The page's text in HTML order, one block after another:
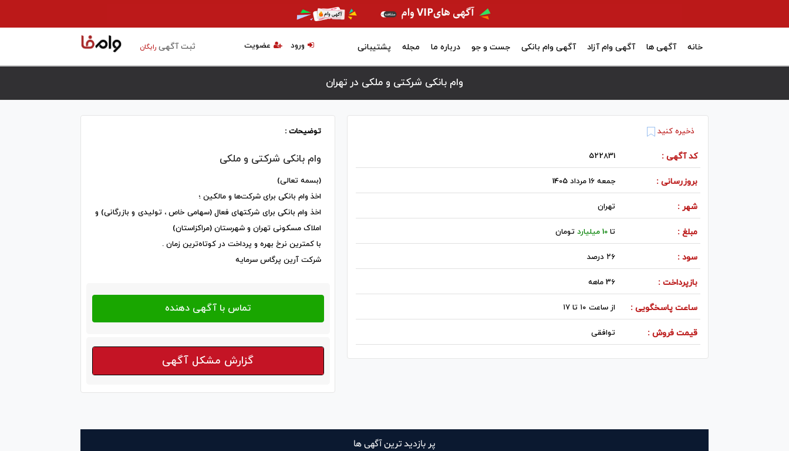
ثبت آگهیرایگان عضویت ورود خانه آگهی ها آگهی وام آزاد آگهی وام بانکی جست و جو درباره ما مجله پشتیبانی
وام بانکی شرکتی و ملکی در تهران
ذخیره کنید
کد آگهی : 522831
بروزرسانی : جمعه 16 مرداد 1405
شهر : تهران
مبلغ : تا10 میلیارد تومان
سود : ۲۶ درصد
بازپرداخت : 36 ماهه
ساعت پاسخگویی : از ساعت ۱۰ تا ۱۷
قیمت فروش : توافقی
توضیحات :
وام بانکی شرکتی و ملکی
(بسمه تعالی)
اخذ وام بانکی برای شرکت‌ها و مالکین ؛
اخذ وام بانکی برای شرکتهای فعال (سهامی خاص ، تولیدی و بازرگانی) و
املاک مسکونی تهران و شهرستان (مراکزاستان)
با کمترین نرخ بهره و پرداخت در کوتاه‌ترین زمان .
شرکت آرین پرگاس سرمایه
گزارش مشکل آگهی
پر بازدید ترین آگهی ها